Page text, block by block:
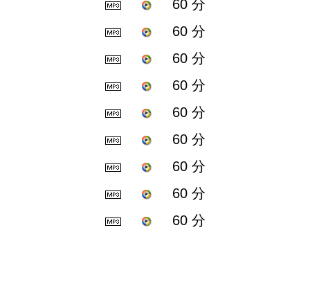
60 分
60 分
60 分
60 分
60 分
60 分
60 分
60 分
60 分